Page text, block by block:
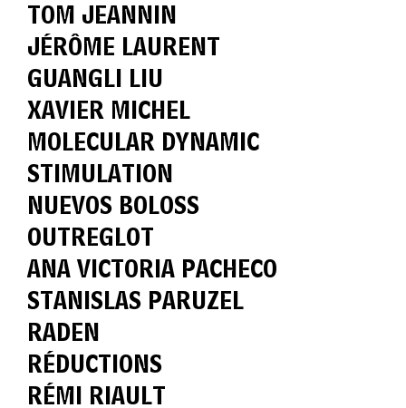
TOM JEANNIN
JÉRÔME LAURENT
GUANGLI LIU
XAVIER MICHEL
MOLECULAR DYNAMIC
STIMULATION
NUEVOS BOLOSS
OUTREGLOT
ANA VICTORIA PACHECO
STANISLAS PARUZEL
RADEN
RÉDUCTIONS
RÉMI RIAULT